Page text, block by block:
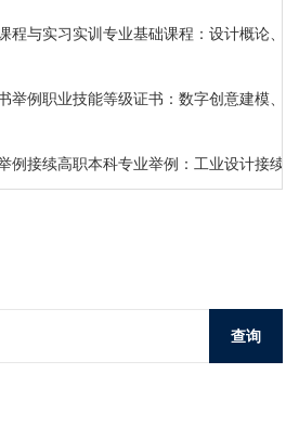
程与实习实训专业基础课程：设计概论、
举例职业技能等级证书：数字创意建模、
例接续高职本科专业举例：工业设计接续